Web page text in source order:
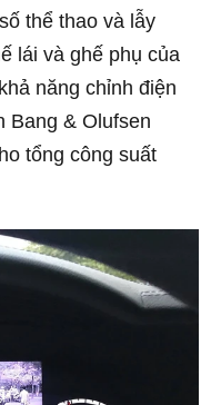
thể thao và lẫy
lái và ghế phụ của
năng chỉnh điện
Bang & Olufsen
tổng công suất